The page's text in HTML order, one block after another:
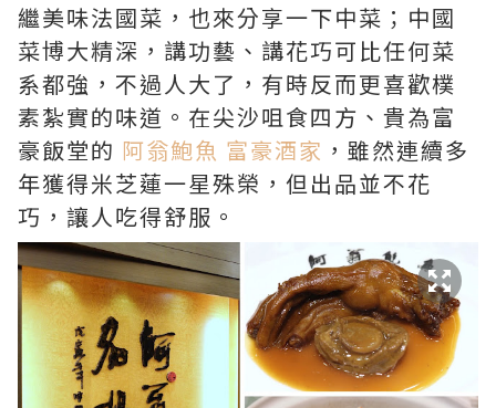
繼美味法國菜，也來分享一下中菜；中國
菜博大精深，講功藝、講花巧可比任何菜
系都強，不過人大了，有時反而更喜歡樸
素紮實的味道。在尖沙咀食四方、貴為富
豪飯堂的 阿翁鮑魚 富豪酒家 ，雖然連續多
年獲得米芝蓮一星殊榮，但出品並不花
巧，讓人吃得舒服。